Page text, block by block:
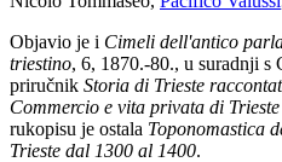
Objavio je i Cimeli dell'antico
triestino, 6, 1870.-80., u suradnji s
priručnik Storia di Trieste
Commercio e vita privata di
rukopisu je ostala Toponomastica
Trieste dal 1300 al 1400.